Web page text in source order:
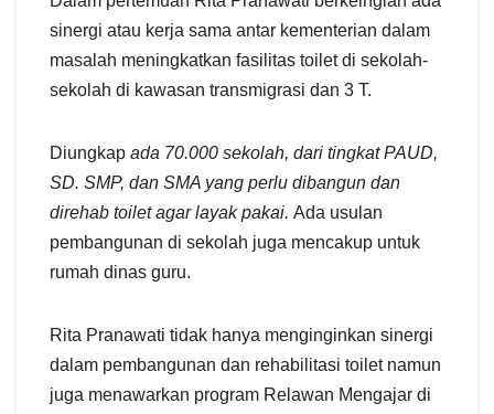
sinergi atau kerja sama antar kementerian dalam
masalah meningkatkan fasilitas toilet di sekolah-
sekolah di kawasan transmigrasi dan 3 T.
Diungkap ada 70.000 sekolah, dari tingkat PAUD,
SD. SMP, dan SMA yang perlu dibangun dan
direhab toilet agar layak pakai. Ada usulan
pembangunan di sekolah juga mencakup untuk
rumah dinas guru.
Rita Pranawati tidak hanya menginginkan sinergi
dalam pembangunan dan rehabilitasi toilet namun
juga menawarkan program Relawan Mengajar di